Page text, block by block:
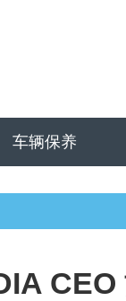
车辆保养